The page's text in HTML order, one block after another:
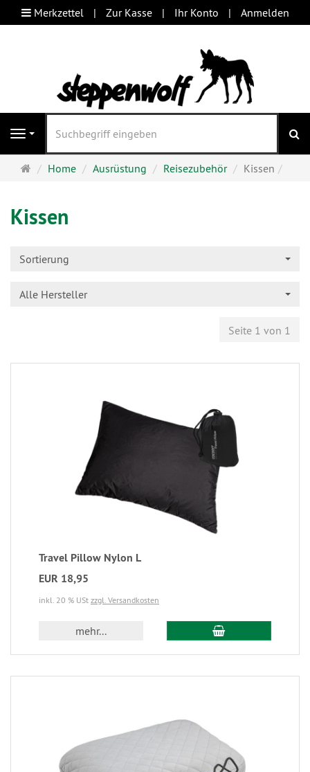
Merkzettel Zur Kasse Ihr Konto Anmelden
Navigation
Startseite
Home Ausrüstung Reisezubehör Kissen
Kissen
Sortierung
Alle Hersteller
Seite 1 von 1
Travel Pillow Nylon L
EUR 18,95
inkl. 20 % USt zzgl. Versandkosten
mehr...